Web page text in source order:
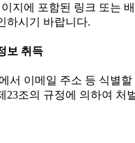
지에 포함된 링크 또는
하시기 바랍니다.
보 취득
서 이메일 주소 등 식별
조의 규정에 의하여 처